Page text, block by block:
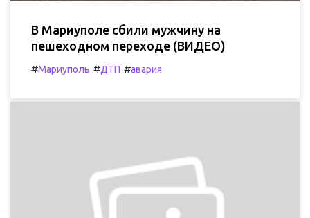
В Мариуполе сбили мужчину на
пешеходном переходе (ВИДЕО)
#Мариуполь #ДТП #авария